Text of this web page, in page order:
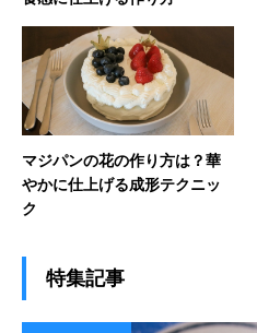
マジパンの花の作り方は？華
やかに仕上げる成形テクニッ
ク
特集記事